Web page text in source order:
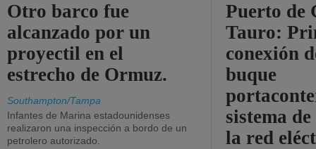
Otro barco fue
alcanzado por un
proyectil en el
estrecho de Ormuz.
Southampton/Tampa
Infantes de Marina estadounidenses
realizaron una inspección a bordo de un
petrolero autorizado.
Puerto de
Tauro:
conexión
buque
sistema
la red